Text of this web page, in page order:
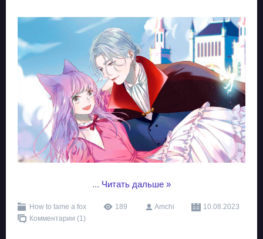
... Читать дальше »
How to tame a fox 189 Amchi
10.08.2023
Комментарии (1)